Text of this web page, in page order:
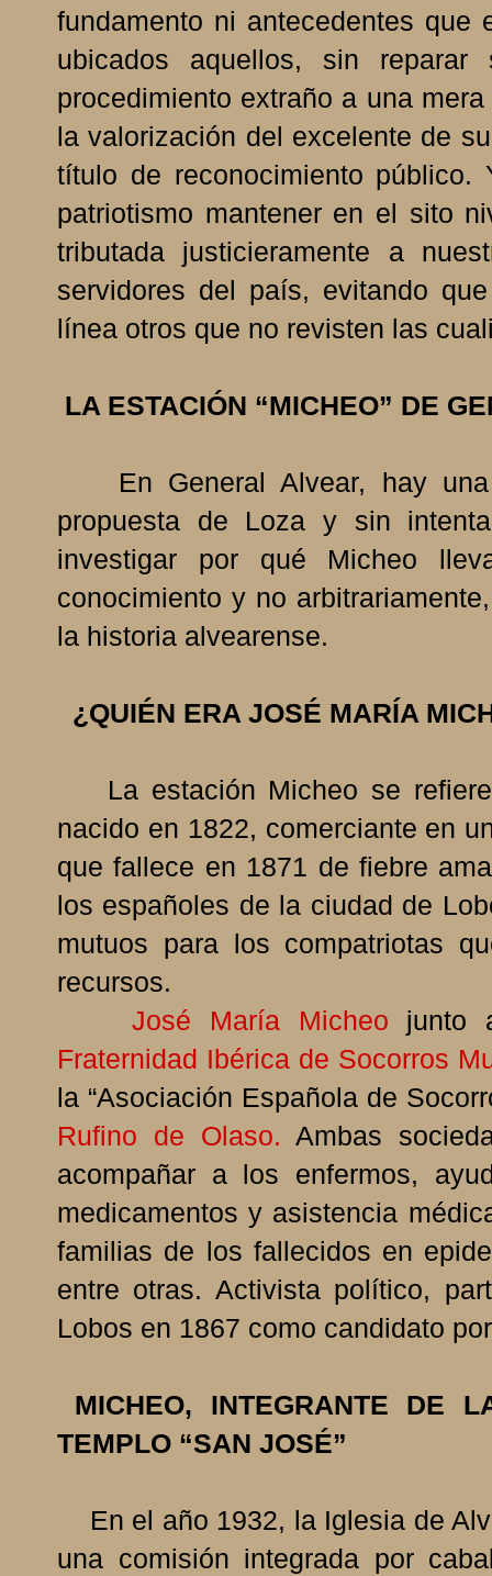
fundamento ni antecedentes
ubicados aquellos, sin reparar
procedimiento extraño a una
la valorización del excelente de
título de reconocimiento
patriotismo mantener en el sito
tributada justicieramente a
servidores del país, evitando
línea otros que no revisten las
LA ESTACIÓN “MICHEO” DE
En General Alvear, hay una
propuesta de Loza y sin
investigar por qué Micheo
conocimiento y no
la historia alvearense.
¿QUIÉN ERA JOSÉ MARÍA
La estación Micheo se refiere
nacido en 1822, comerciante en
que fallece en 1871 de fiebre
los españoles de la ciudad de
mutuos para los compatriotas
recursos.
José María Micheo
Fraternidad Ibérica de Socorros
la “Asociación Española de
Rufino de Olaso. Ambas
acompañar a los enfermos,
medicamentos y asistencia
familias de los fallecidos en
entre otras. Activista político,
Lobos en 1867 como candidato
MICHEO, INTEGRANTE DE
TEMPLO “SAN JOSÉ”
En el año 1932, la Iglesia de
una comisión integrada por